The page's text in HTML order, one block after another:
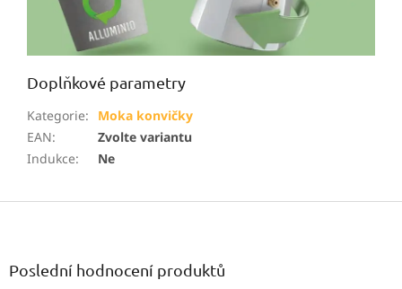
Doplňkové parametry
Kategorie:
Moka konvičky
EAN:
Zvolte variantu
Indukce: Ne
Z
Poslední hodnocení produktů